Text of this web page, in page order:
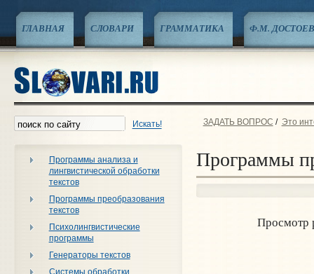
ГЛАВНАЯ СЛОВАРИ ГРАММАТИКА Ф.М.
Искать!
Программы анализа и
лингвистической обработки
текстов
Программы преобразования
текстов
Психолингвистические
программы
Генераторы текстов
Системы обработки
ЗАДАТЬ ВОПРОС / Это
Программы
Просмотр